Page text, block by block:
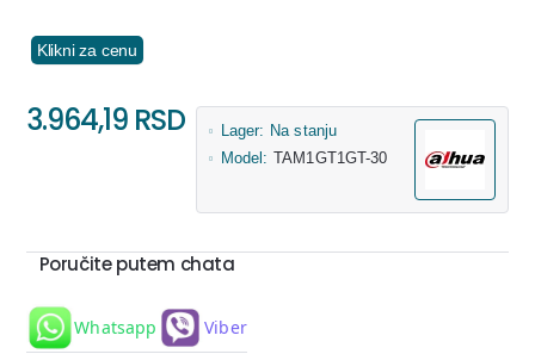
Klikni za cenu
3.964,19 RSD Lager: Na stanju
Model: TAM1GT1GT-30
Poručite putem chata
Whatsapp Viber